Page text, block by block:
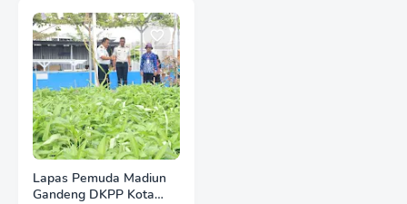
Lapas Pemuda Madiun
Gandeng DKPP Kota